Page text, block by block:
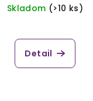
Skladom (>10 ks)
Detail